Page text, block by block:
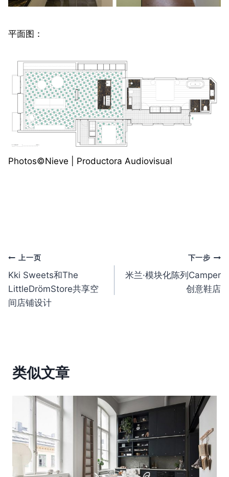
平面图：
Photos©️Nieve | Productora Audiovisual
文
章
导
上一页
Kki Sweets和The
LittleDrömStore共享空
间店铺设计
下一步
米兰·模块化陈列Camper
创意鞋店
类似文章